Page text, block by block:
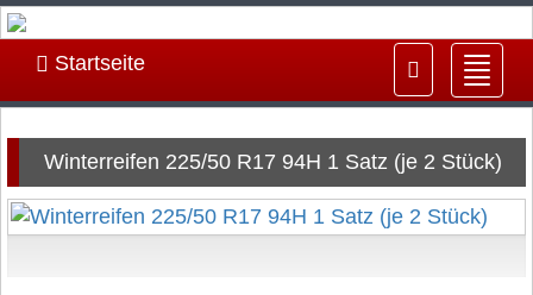
ein-/
Startseite
Winterreifen 225/50 R17 94H 1 Satz (je 2 Stück)